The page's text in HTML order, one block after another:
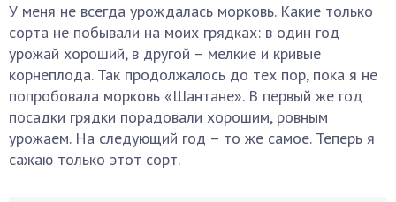
У меня не всегда урождалась морковь. Какие только
сорта не побывали на моих грядках: в один год
урожай хороший, в другой – мелкие и кривые
корнеплода. Так продолжалось до тех пор, пока я не
попробовала морковь «Шантане». В первый же год
посадки грядки порадовали хорошим, ровным
урожаем. На следующий год – то же самое. Теперь я
сажаю только этот сорт.